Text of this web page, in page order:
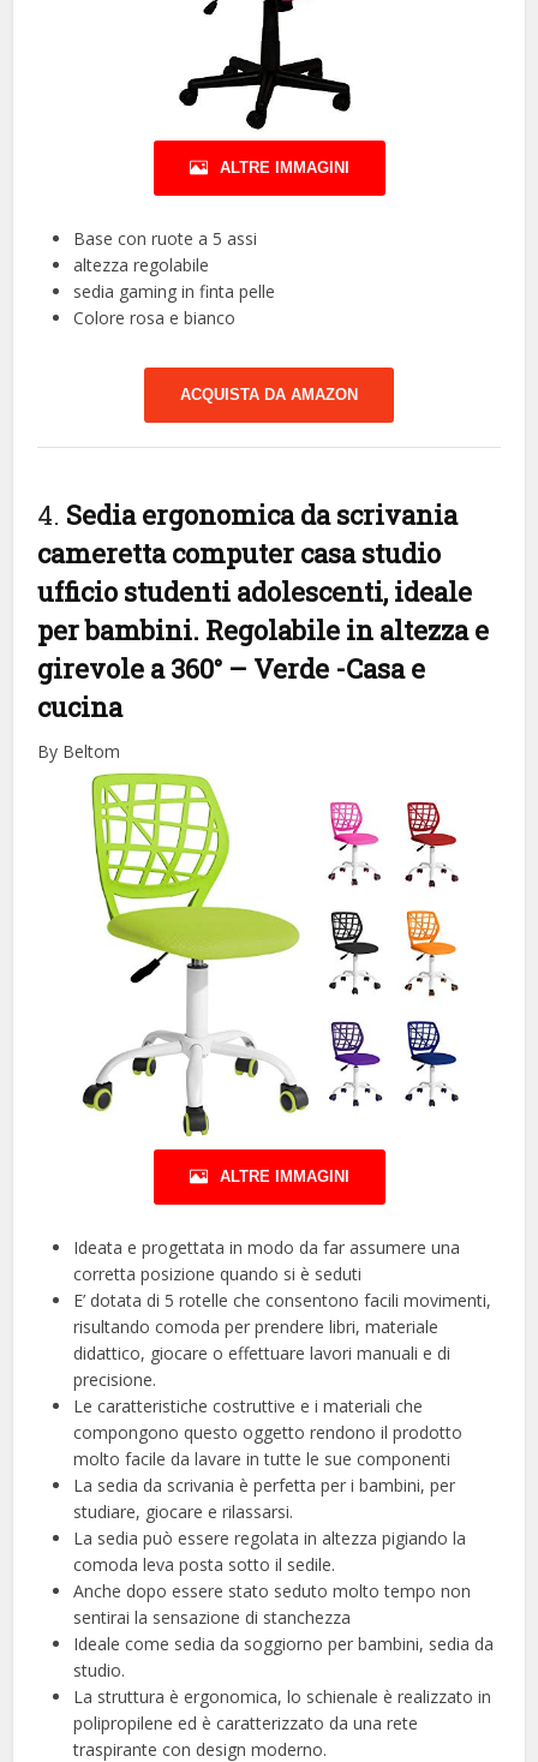
ALTRE IMMAGINI
Base con ruote a 5 assi
altezza regolabile
sedia gaming in finta pelle
Colore rosa e bianco
ACQUISTA DA AMAZON
4. Sedia ergonomica da scrivania
cameretta computer casa studio
ufficio studenti adolescenti, ideale
per bambini. Regolabile in altezza e
girevole a 360° – Verde -Casa e
cucina
By Beltom
ALTRE IMMAGINI
Ideata e progettata in modo da far assumere una
corretta posizione quando si è seduti
E’ dotata di 5 rotelle che consentono facili movimenti,
risultando comoda per prendere libri, materiale
didattico, giocare o effettuare lavori manuali e di
precisione.
Le caratteristiche costruttive e i materiali che
compongono questo oggetto rendono il prodotto
molto facile da lavare in tutte le sue componenti
La sedia da scrivania è perfetta per i bambini, per
studiare, giocare e rilassarsi.
La sedia può essere regolata in altezza pigiando la
comoda leva posta sotto il sedile.
Anche dopo essere stato seduto molto tempo non
sentirai la sensazione di stanchezza
Ideale come sedia da soggiorno per bambini, sedia da
studio.
La struttura è ergonomica, lo schienale è realizzato in
polipropilene ed è caratterizzato da una rete
traspirante con design moderno.